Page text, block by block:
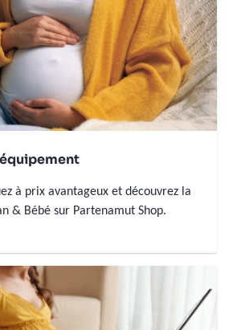
à prix avantageux et découvrez la
& Bébé sur Partenamut Shop.